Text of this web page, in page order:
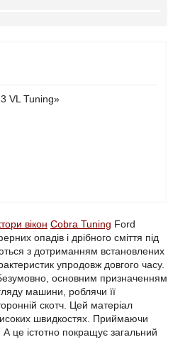
VL Tuning»
вікон Cobra Tuning Ford
опадів і дрібного сміття під
з дотриманням встановлених
упродовж довгого часу.
основним призначенням
машини, роблячи її
скотч. Цей матеріал
швидкостях. Приймаючи
це істотно покращує загальний